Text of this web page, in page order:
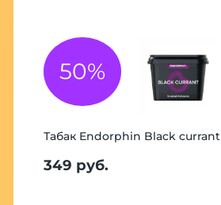
50%
Табак Endorphin Black
349 руб.